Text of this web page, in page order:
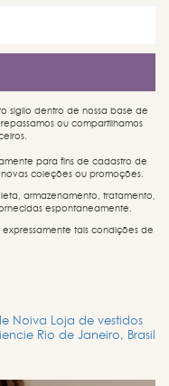
sigilo dentro de nossa base de
ou compartilhamos
para fins de cadastro de
coleções ou promoções.
armazenamento, tratamento,
espontaneamente.
tais condições de
Noiva Loja de vestidos
Rio de Janeiro, Brasil